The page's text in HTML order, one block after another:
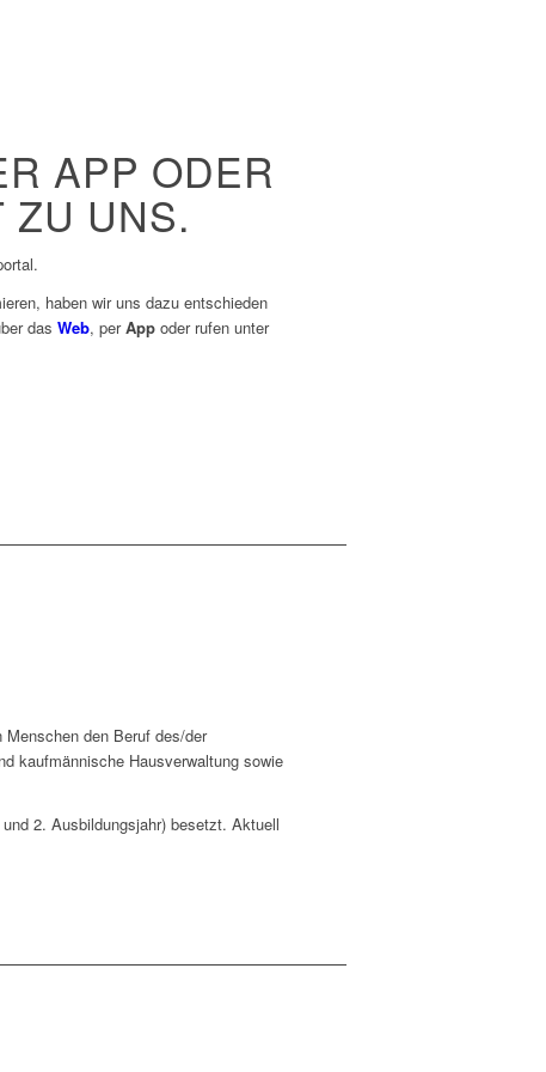
APP ODER
ZU UNS.
haben wir uns dazu entschieden
das Web, perApp oder rufen unter
den Beruf des/der
kaufmännische Hausverwaltung sowie
2. Ausbildungsjahr) besetzt. Aktuell